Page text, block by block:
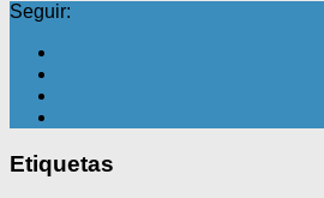
Seguir:
Etiquetas